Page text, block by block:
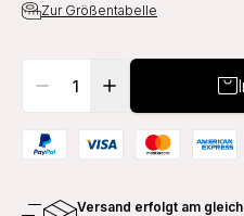
Zur Größentabelle
Versand erfolgt am